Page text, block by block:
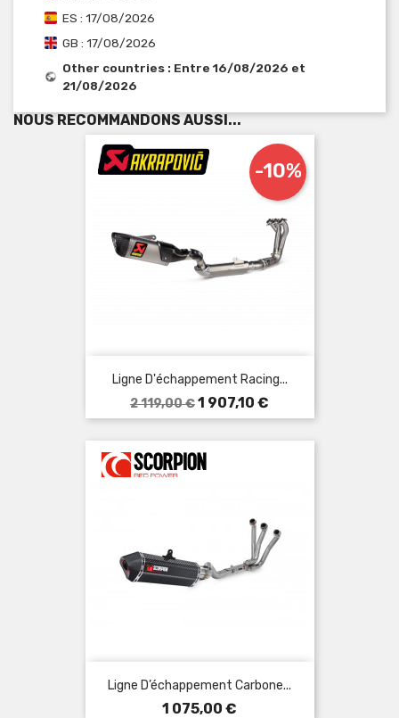
ES : 17/08/2026
GB : 17/08/2026
Other countries : Entre 16/08/2026 et
21/08/2026
NOUS RECOMMANDONS AUSSI...
Ligne D'échappement Racing...
Prix
de
base
2 119,00 €
-10%
Prix
1 907,10 €
Ligne D’échappement Carbone...
Prix
1 075,00 €